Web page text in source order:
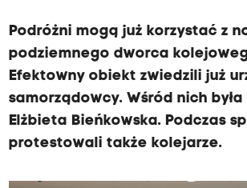
Podróżni mogą już korzystać z
podziemnego dworca
Efektowny obiekt zwiedzili już
samorządowcy. Wśród nich
Elżbieta Bieńkowska. Podczas
protestowali także kolejarze.